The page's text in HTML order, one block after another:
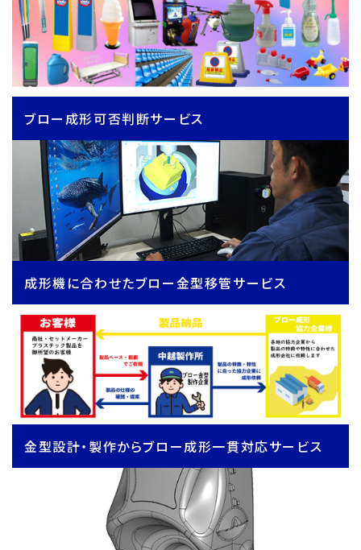
ブロー成形可否判断サービス
成形機に合わせたブロー金型移管サービス
金型設計・製作からブロー成形一貫対応サービス